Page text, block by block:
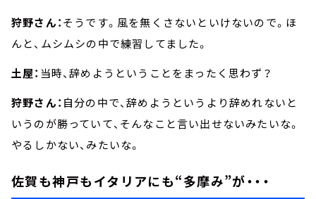
狩野さん：そうです。風を無くさないといけないので。ほ
んと、ムシムシの中で練習してました。
土屋： 当時、辞めようということをまったく思わず？
狩野さん： 自分の中で、辞めようというより辞めれないと
いうのが勝っていて、そんなこと言い出せないみたいな。
やるしかない、みたいな。
佐賀も神戸もイタリアにも“多摩み”が・・・